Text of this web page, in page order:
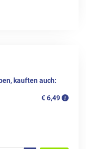
kauften auch:
€ 6,49